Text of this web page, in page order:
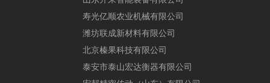
寿光亿顺农业机械有限公司
潍坊联成新材料有限公司
北京榛果科技有限公司
泰安市泰山宏达衡器有限公司